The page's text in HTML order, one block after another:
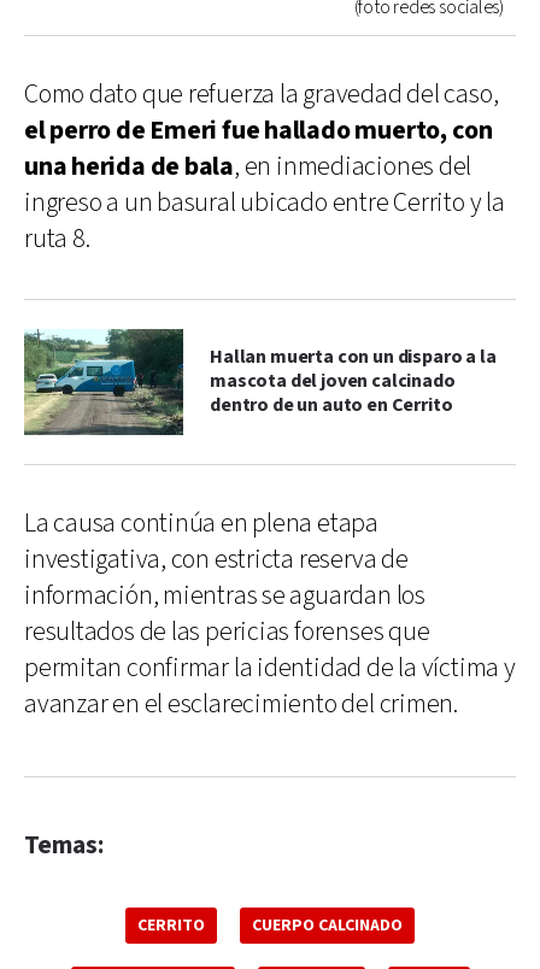
(foto redes sociales)
Como dato que refuerza la gravedad del caso,
el perro de Emeri fue hallado muerto, con
una herida de bala, en inmediaciones del
ingreso a un basural ubicado entre Cerrito y la
ruta 8.
Hallan muerta con un disparo a la
mascota del joven calcinado
dentro de un auto en Cerrito
La causa continúa en plena etapa
investigativa, con estricta reserva de
información, mientras se aguardan los
resultados de las pericias forenses que
permitan confirmar la identidad de la víctima y
avanzar en el esclarecimiento del crimen.
Temas:
CERRITO CUERPO CALCINADO